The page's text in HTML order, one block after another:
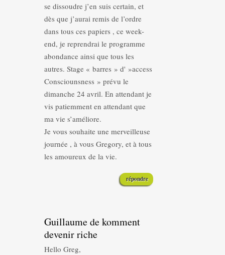
se dissoudre j’en suis certain, et
dès que j’aurai remis de l’ordre
dans tous ces papiers , ce week-
end, je reprendrai le programme
abondance ainsi que tous les
autres. Stage « barres » d' »access
Consciounsness » prévu le
dimanche 24 avril. En attendant je
vis patiemment en attendant que
ma vie s’améliore.
Je vous souhaite une merveilleuse
journée , à vous Gregory, et à tous
les amoureux de la vie.
répondre
Guillaume de komment
devenir riche
Hello Greg,